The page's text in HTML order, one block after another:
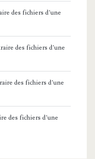
des fichiers d’une
des fichiers d’une
des fichiers d’une
des fichiers d’une